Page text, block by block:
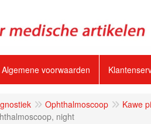
Algemene voorwaarden
Ophthalmoscoop
Kawe
night